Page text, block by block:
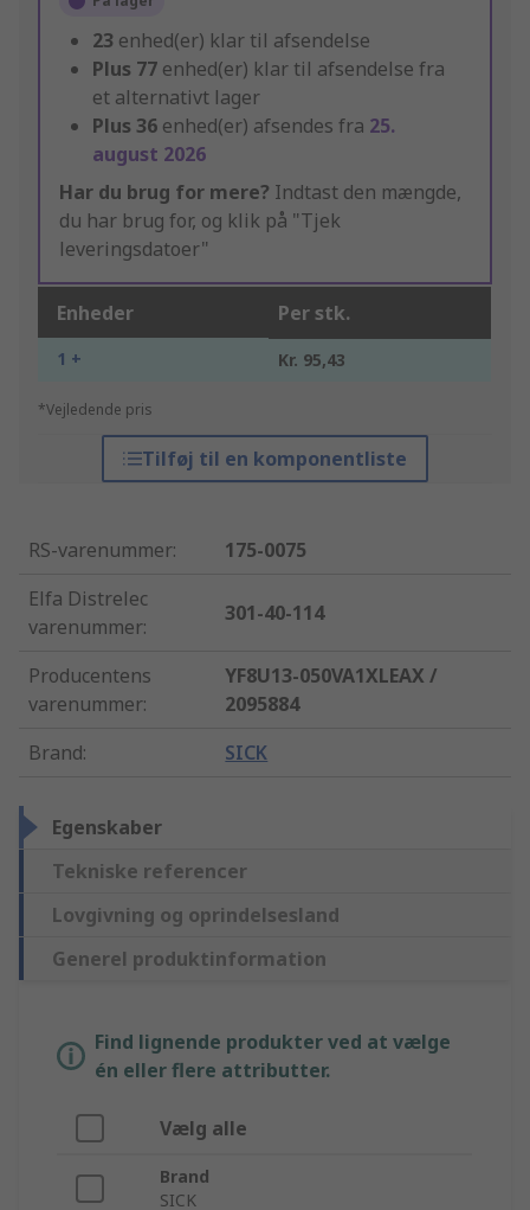
23 enhed(er) klar til afsendelse
Plus 77 enhed(er) klar til afsendelse fra
et alternativt lager
Plus 36 enhed(er) afsendes fra 25.
august 2026
Har du brug for mere? Indtast den mængde,
du har brug for, og klik på "Tjek
leveringsdatoer"
Enheder Per stk.
1 + Kr. 95,43
*Vejledende pris
Tilføj til en komponentliste
RS-varenummer:
175-0075
Elfa Distrelec
varenummer:
301-40-114
Producentens
varenummer:
YF8U13-050VA1XLEAX /
2095884
Brand: SICK
Egenskaber
Tekniske referencer
Lovgivning og oprindelsesland
Generel produktinformation
Find lignende produkter ved at vælge
én eller flere attributter.
Vælg alle
Brand
SICK